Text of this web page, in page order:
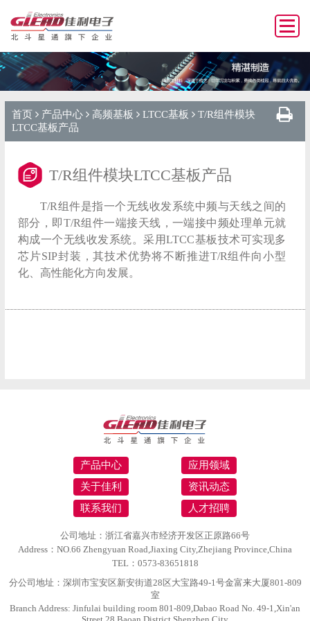
首页 产品中心 高频基板 LTCC基板
T/R组件模块
LTCC基板产品
T/R组件模块LTCC基板产品
T/R组件是指一个无线收发系统中频与天线之间的
部分，即T/R组件一端接天线，一端接中频处理单元就
构成一个无线收发系统。采用LTCC基板技术可实现多
芯片SIP封装，其技术优势将不断推进T/R组件向小型
化、高性能化方向发展。
产品中心
应用领域
关于佳利
资讯动态
联系我们
人才招聘
公司地址：浙江省嘉兴市经济开发区正原路66号
Address：NO.66 Zhengyuan Road,Jiaxing City,Zhejiang Province,China
TEL：0573-83651818
分公司地址：深圳市宝安区新安街道28区大宝路49-1号金富来大厦801-809
室
Branch Address: Jinfulai building room 801-809,Dabao Road No. 49-1,Xin'an